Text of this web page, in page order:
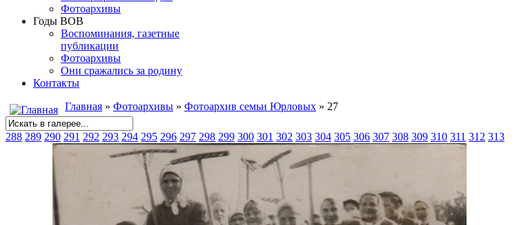
Фотоархивы
Годы ВОВ
Воспоминания, газетные
публикации
Фотоархивы
Они сражались за родину
Контакты
Главная » Фотоархивы » Фотоархив семьи Юрловых » 27
288 289 290 291 292 293 294 295 296 297 298 299 300 301 302 303 304 305 306 307 308 309 310 311 312 313